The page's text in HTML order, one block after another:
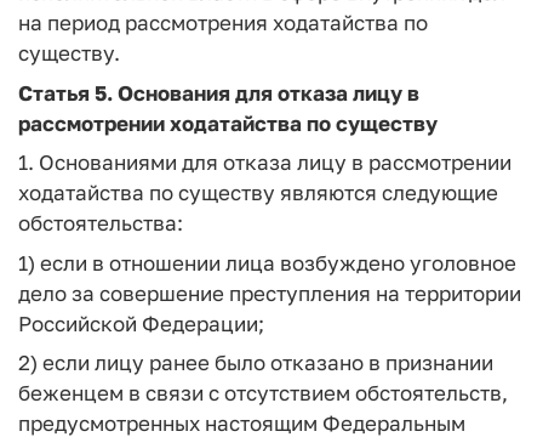
на период рассмотрения ходатайства по
существу.
Статья 5.Основания для отказа лицу в
рассмотрении ходатайства по существу
1. Основаниями для отказа лицу в рассмотрении
ходатайства по существу являются следующие
обстоятельства:
1) если в отношении лица возбуждено уголовное
дело за совершение преступления на территории
Российской Федерации;
2) если лицу ранее было отказано в признании
беженцем в связи с отсутствием обстоятельств,
предусмотренных настоящим Федеральным